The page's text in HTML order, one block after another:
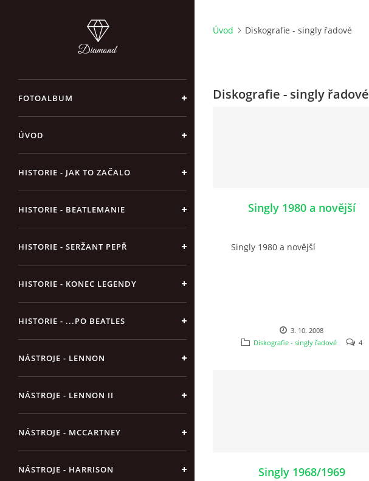
FOTOALBUM
ÚVOD
HISTORIE - JAK TO ZAČALO
HISTORIE - BEATLEMANIE
HISTORIE - SERŽANT PEPŘ
HISTORIE - KONEC LEGENDY
HISTORIE - ...PO BEATLES
NÁSTROJE - LENNON
NÁSTROJE - LENNON II
NÁSTROJE - MCCARTNEY
NÁSTROJE - HARRISON
Úvod Diskografie - singly řadové
Diskografie - singly řadové
Singly 1980 a novější
Singly 1980 a novější
3. 10. 2008
Diskografie - singly řadové
4
Singly 1968/1969